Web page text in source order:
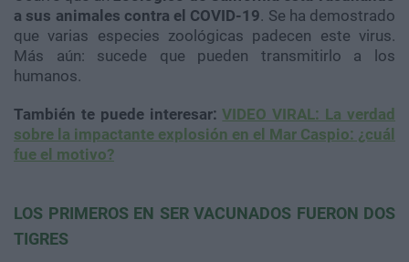
a sus animales contra el COVID-19. Se ha demostrado
que varias especies zoológicas padecen este virus.
Más aún: sucede que pueden transmitirlo a los
humanos.
También te puede interesar:VIDEO VIRAL: La verdad
sobre la impactante explosión en el Mar Caspio: ¿cuál
fue el motivo?
LOS PRIMEROS EN SER VACUNADOS FUERON DOS
TIGRES